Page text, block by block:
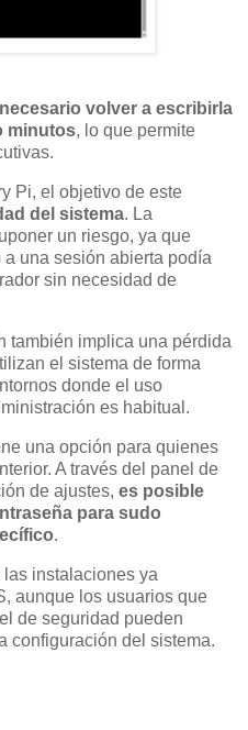
volver a escribirla
minutos, lo que permite
Pi, el objetivo de este
del sistema. La
un riesgo, ya que
una sesión abierta podía
sin necesidad de
también implica una pérdida
el sistema de forma
donde el uso
es habitual.
una opción para quienes
A través del panel de
de ajustes, es posible
para sudo
.
instalaciones ya
aunque los usuarios que
de seguridad pueden
configuración del sistema.